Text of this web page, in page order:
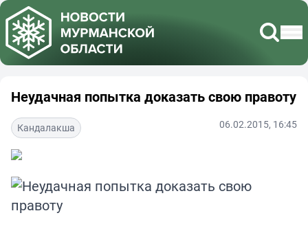
Неудачная попытка доказать свою правоту
Кандалакша 06.02.2015, 16:45